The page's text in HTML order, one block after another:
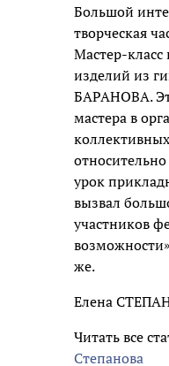
Большой
творческая
Мастер-
изделий из
БАРАНОВА.
мастера в
урок
вызвал
участников
же.
Елена
Читать все
Степанова